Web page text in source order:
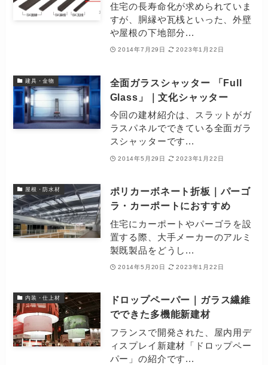
住宅の長寿命化が求められていま
すが、胴縁や瓦桟といった、外壁
や屋根の下地部分...
2014年7月29日 2023年1月22日
建具・金物
全面ガラスシャッター 「Full
Glass」｜文化シャッター
今回の建材紹介は、スラットがガ
ラスパネルでできている全面ガラ
スシャッターです...
2014年5月29日 2023年1月22日
屋根・防水材
ポリカーボネート折板｜パーゴ
ラ・カーポートにおすすめ
住宅にカーポートやパーゴラを設
置する際、大手メーカーのアルミ
製既製品をどうし...
2014年5月20日 2023年1月22日
内装・仕上材
ドロップペーパー｜ガラス繊維
でできた多機能新建材
フランスで開発された、屋内用デ
ィスプレイ新建材「ドロップペー
パー」の紹介です...